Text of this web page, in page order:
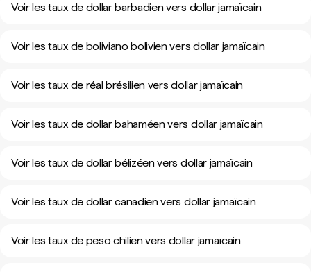
Voir les taux de dollar barbadien vers dollar jamaïcain
Voir les taux de boliviano bolivien vers dollar jamaïcain
Voir les taux de réal brésilien vers dollar jamaïcain
Voir les taux de dollar bahaméen vers dollar jamaïcain
Voir les taux de dollar bélizéen vers dollar jamaïcain
Voir les taux de dollar canadien vers dollar jamaïcain
Voir les taux de peso chilien vers dollar jamaïcain